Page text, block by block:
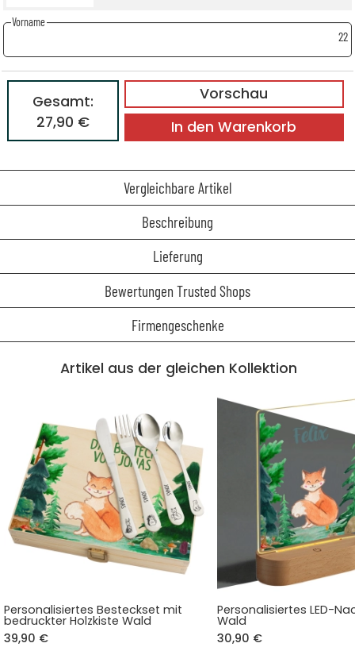
Vorname
22
Vorschau
Gesamt:
27,90 €
In den Warenkorb
Vergleichbare Artikel
Beschreibung
Lieferung
Bewertungen Trusted Shops
Firmengeschenke
Artikel aus der gleichen Kollektion
Personalisiertes Besteckset mit
bedruckter Holzkiste Wald
39,90 €
Personalisiertes LED-
Wald
30,90 €